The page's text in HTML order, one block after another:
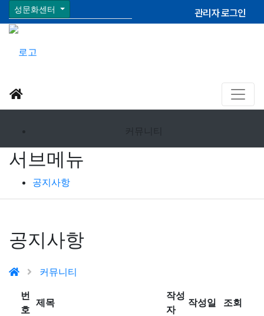
성문화센터 관리자 로그인
커뮤니티
서브메뉴
공지사항
공지사항
커뮤니티
번
호
제목
작성
자
작성일 조회